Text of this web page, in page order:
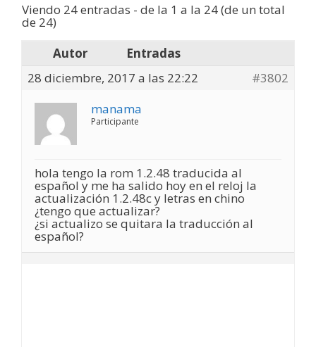
Viendo 24 entradas - de la 1 a la 24 (de un total
de 24)
Autor
Entradas
28 diciembre, 2017 a las 22:22
#3802
manama
Participante
hola tengo la rom 1.2.48 traducida al
español y me ha salido hoy en el reloj la
actualización 1.2.48c y letras en chino
¿tengo que actualizar?
¿si actualizo se quitara la traducción al
español?